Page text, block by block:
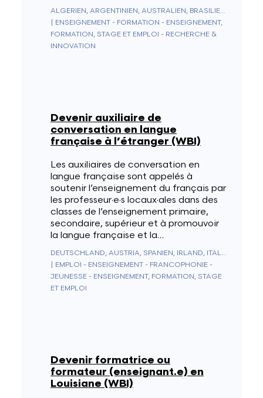
ALGERIEN, ARGENTINIEN, AUSTRALIEN, BRASILIEN, KAMBODSCHA, CHILE, CHINA, KOLUMBIEN, SÜDKOREA, KUBA, INDIEN, INDONESIEN, JAPAN, LAOS, LIBANON, MALAYSIA, MAROKKO, MEXIKO, NEUSEELAND, PHILIPPINEN, SINGAPUR, TAIWAN, THAILAND, TUNESIEN, URUGUAY, VIETNAM
ENSEIGNEMENT - FORMATION - ENSEIGNEMENT,
FORMATION, STAGE ET EMPLOI - RECHERCHE &
INNOVATION
Devenir auxiliaire de
conversation en langue
française à l’étranger (WBI)
Les auxiliaires de conversation en
langue française sont appelés à
soutenir l’enseignement du français par
les professeur·e·s locaux·ales dans des
classes de l’enseignement primaire,
secondaire, supérieur et à promouvoir
la langue française et la…
DEUTSCHLAND, AUSTRIA, SPANIEN, IRLAND, ITALIEN, VEREINIGTES KÖNIGREICH, SCHWEIZ
EMPLOI - ENSEIGNEMENT - FRANCOPHONIE -
JEUNESSE - ENSEIGNEMENT, FORMATION, STAGE
ET EMPLOI
Devenir formatrice ou
formateur (enseignant.e) en
Louisiane (WBI)